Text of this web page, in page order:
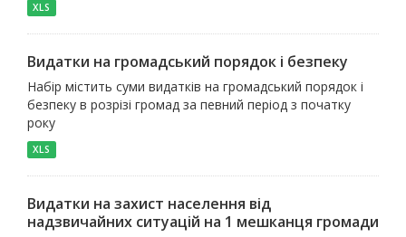
XLS
Видатки на громадський порядок і безпеку
Набір містить суми видатків на громадський порядок і
безпеку в розрізі громад за певний період з початку
року
XLS
Видатки на захист населення від
надзвичайних ситуацій на 1 мешканця громади